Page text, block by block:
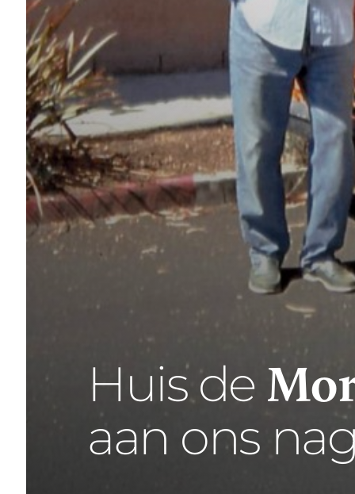
Huis de
aan ons